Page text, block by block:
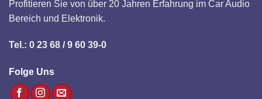
Profitieren Sie von über 20 Jahren Erfahrung im Car Audio
Bereich und Elektronik.
Tel.: 0 23 68 / 9 60 39-0
Folge Uns